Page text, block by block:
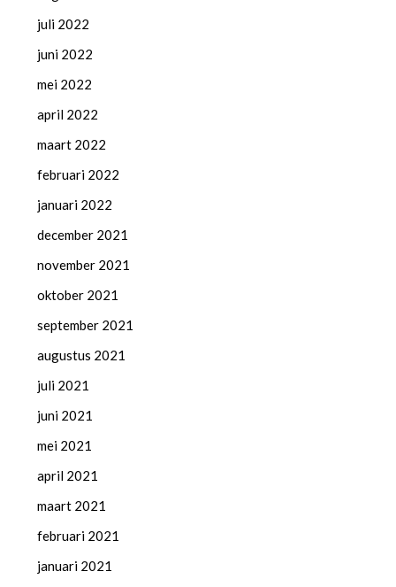
juli 2022
juni 2022
mei 2022
april 2022
maart 2022
februari 2022
januari 2022
december 2021
november 2021
oktober 2021
september 2021
augustus 2021
juli 2021
juni 2021
mei 2021
april 2021
maart 2021
februari 2021
januari 2021